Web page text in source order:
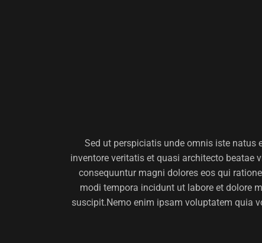
Sed ut perspiciatis unde omnis iste natus
inventore veritatis et quasi architecto
consequuntur magni dolores eos qui
modi tempora incidunt ut labore et dolore
suscipit.Nemo enim ipsam voluptatem quia